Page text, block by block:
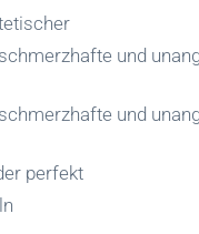
und
und
perfekt